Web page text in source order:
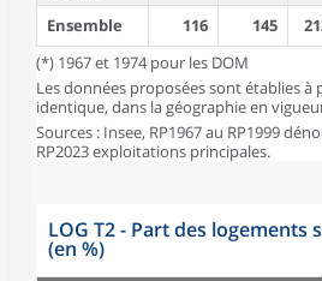
Ensemble 116 145
(*) 1967 et 1974 pour les DOM
Les données proposées sont établies
identique, dans la géographie en
Sources : Insee, RP1967 au RP1999
RP2023 exploitations principales.
LOG T2 - Part des logements
(en %)